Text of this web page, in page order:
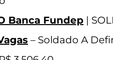
Banca Fundep |
– Soldado A